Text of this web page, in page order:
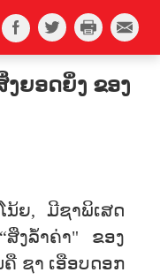
ງຍອດຍິ່ງ ຂອງ
ນ້ຍ, ມີຊາພິເສດ
ງລ້ຳຄ່າ" ຂອງ
ຊາ ເອືອບດອກ